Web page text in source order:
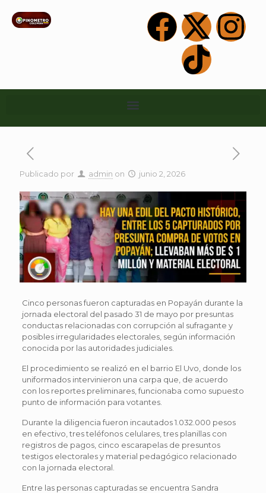
Publicado por admin on junio 2, 2026
Cinco personas fueron capturadas en Popayán durante la
jornada electoral del pasado 31 de mayo por presuntas
conductas relacionadas con corrupción al sufragante y
posibles irregularidades electorales, según información
conocida por las autoridades judiciales.
El procedimiento se realizó en el barrio El Uvo, donde los
uniformados intervinieron una carpa que, de acuerdo
con los reportes preliminares, funcionaba como supuesto
punto de información para votantes.
Durante la diligencia fueron incautados 1.032.000 pesos
en efectivo, tres teléfonos celulares, tres planillas con
registros de pagos, cinco escarapelas de presuntos
testigos electorales y material pedagógico relacionado
con la jornada electoral.
Entre las personas capturadas se encuentra Sandra